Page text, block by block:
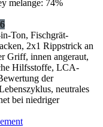
melange: 74%
Ton, Fischgrät-
2x1 Rippstrick an
Griff, innen angeraut,
Hilfsstoffe, LCA-
der
neutrales
bei niedriger